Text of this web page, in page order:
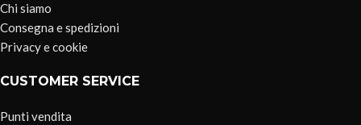
Chi siamo
Consegna e spedizioni
Privacy e cookie
CUSTOMER SERVICE
Punti vendita